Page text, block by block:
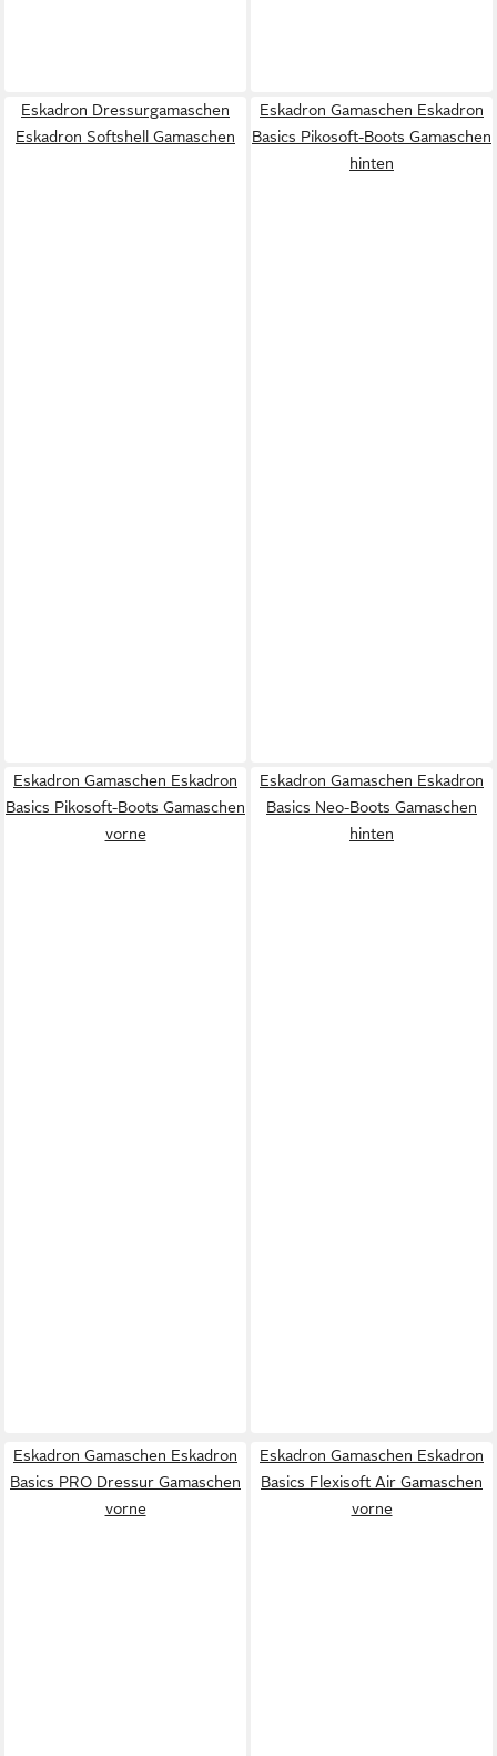
Eskadron Dressurgamaschen
Eskadron Softshell Gamaschen
Eskadron Gamaschen Eskadron
Basics Pikosoft-Boots Gamaschen
hinten
Eskadron Gamaschen Eskadron
Basics Pikosoft-Boots Gamaschen
vorne
Eskadron Gamaschen Eskadron
Basics Neo-Boots Gamaschen
hinten
Eskadron Gamaschen Eskadron
Basics PRO Dressur Gamaschen
vorne
Eskadron Gamaschen Eskadron
Basics Flexisoft Air Gamaschen
vorne